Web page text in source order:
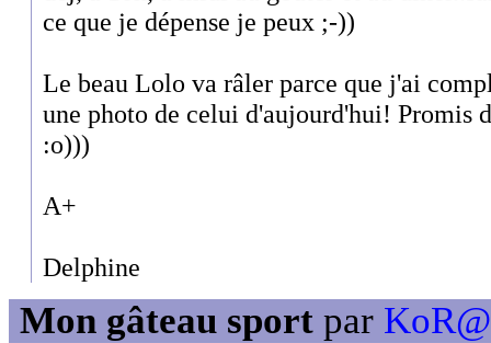
ce que je dépense je peux ;-))
Le beau Lolo va râler parce que j'ai
une photo de celui d'aujourd'hui! Promis
:o)))
A+
Delphine
Mon gâteau sport par